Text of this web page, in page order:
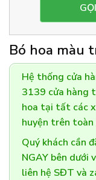
Bó hoa màu
Hệ thống cửa
3139 cửa hàng
hoa tại tất các
huyện trên toàn
Quý khách cần
NGAY bên
liên hệ SĐT và